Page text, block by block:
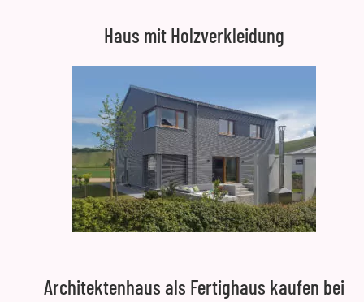
Haus mit Holzverkleidung
Architektenhaus als Fertighaus kaufen bei